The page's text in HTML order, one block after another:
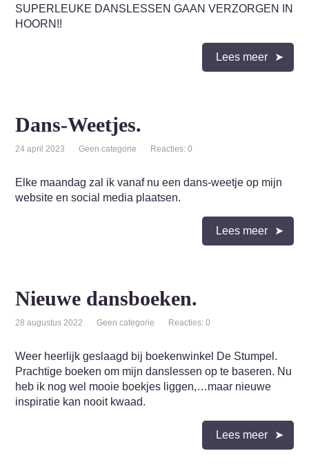
SUPERLEUKE DANSLESSEN GAAN VERZORGEN IN
HOORN!!
Lees meer
Dans-Weetjes.
24 april 2023 Geen categorie Reacties: 0
Elke maandag zal ik vanaf nu een dans-weetje op mijn
website en social media plaatsen.
Lees meer
Nieuwe dansboeken.
28 augustus 2022 Geen categorie Reacties: 0
Weer heerlijk geslaagd bij boekenwinkel De Stumpel.
Prachtige boeken om mijn danslessen op te baseren. Nu
heb ik nog wel mooie boekjes liggen,…maar nieuwe
inspiratie kan nooit kwaad.
Lees meer